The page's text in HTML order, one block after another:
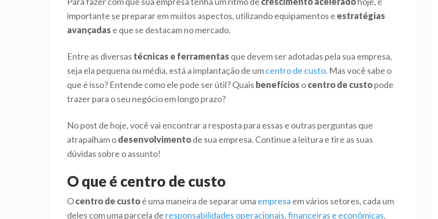
importante se preparar em muitos aspectos, utilizando equipamentos e estratégias
avançadas e que se destacam no mercado.
Entre as diversas técnicas e ferramentas que devem ser adotadas pela sua empresa,
seja ela pequena ou média, está a implantação de umcentro de custo. Mas você sabe o
que é isso? Entende como ele pode ser útil? Quais benefícios ocentro de custopode
trazer para o seu negócio em longo prazo?
No post de hoje, você vai encontrar a resposta para essas e outras perguntas que
atrapalham odesenvolvimentode sua empresa. Continue a leitura e tire as suas
dúvidas sobre o assunto!
O que é centro de custo
Ocentro de custoé uma maneira de separar uma empresa em vários setores, cada um
deles com uma parcela de responsabilidades operacionais, financeiras e econômicas.